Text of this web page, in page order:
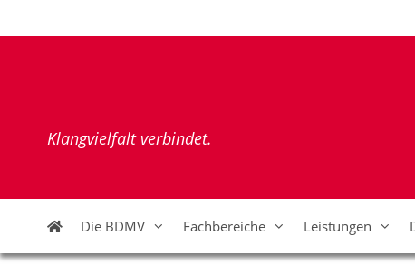
Inhalt
Klangvielfalt verbindet.
Die BDMV Fachbereiche Leistungen